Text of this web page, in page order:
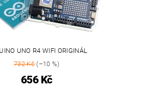
UNO R4 WIFI ORIGINÁL
732 Kč(–10 %)
656 Kč